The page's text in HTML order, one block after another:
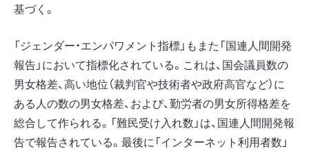
基づく。
「ジェンダー・エンパワメント指標」もまた「国連人間開発
報告」において指標化されている。これは、国会議員数の
男女格差、高い地位（裁判官や技術者や政府高官など）に
ある人の数の男女格差、および、勤労者の男女所得格差を
総合して作られる。「難民受け入れ数」は、国連人間開発報
告で報告されている。最後に「インターネット利用者数」